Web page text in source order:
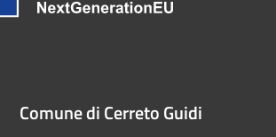
Comune di Cerreto Guidi